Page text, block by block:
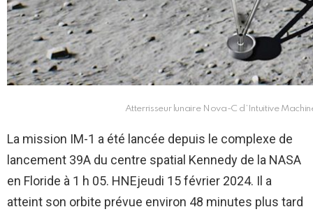
Atterrisseur lunaire Nova-C d’Intuitive
La mission IM-1 a été lancée depuis le complexe de
lancement 39A du centre spatial Kennedy de la NASA
en Floride à 1 h 05. HNEjeudi 15 février 2024. Il a
atteint son orbite prévue environ 48 minutes plus tard